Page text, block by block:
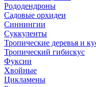
Рододендроны
Садовые орхидеи
Синнингии
Суккуленты
Тропические деревья и
Тропический гибискус
Фуксии
Хвойные
Цикламены